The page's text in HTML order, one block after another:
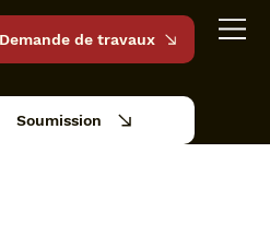
Demande de travaux
Soumission